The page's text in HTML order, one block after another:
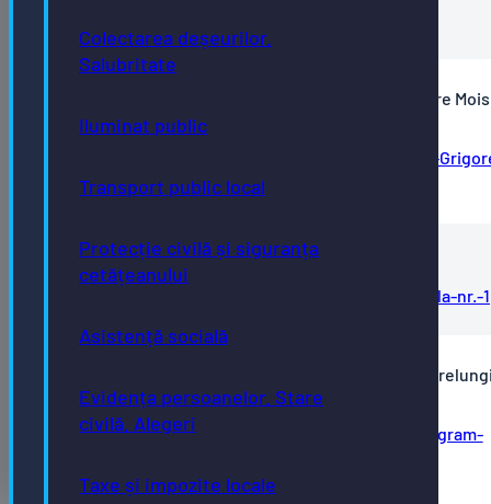
Colectarea deșeurilor.
Salubritate
Iluminat public
Transport public local
Protecție civilă și siguranța
cetățeanului
Asistență socială
Evidența persoanelor. Stare
civilă. Alegeri
Taxe și impozite locale
Reabilitare și modernizare ”Colegiul Tehnic Grigore
Corp A, B și C, municipiul Bistrița
Reabilitare-si-modernizare-Colegiul-Tehnic-
Moisil
Reabilitare şi modernizare Școala Gimnazială nr. 1
Reabilitare-si-Modernizare-Scoala-Gimnaziala-nr.-1
Reabilitare şi Modernizare Gradinița cu program
si Creșa nr. 3
Reabilitare-si-modernizare-Gradinita-cu-program-